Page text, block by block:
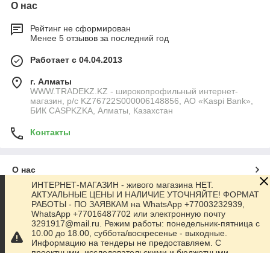
О нас
Рейтинг не сформирован
Менее 5 отзывов за последний год
Работает с 04.04.2013
г. Алматы
WWW.TRADEKZ.KZ - широкопрофильный интернет-
магазин, р/с KZ76722S000006148856, АО «Kaspi Bank»,
БИК CASPKZKA, Алматы, Казахстан
Контакты
О нас
Контакты
Доставка и оплата
ИНТЕРНЕТ-МАГАЗИН - живого магазина НЕТ.
АКТУАЛЬНЫЕ ЦЕНЫ И НАЛИЧИЕ УТОЧНЯЙТЕ! ФОРМАТ
РАБОТЫ - ПО ЗАЯВКАМ на WhatsApp +77003232939,
WhatsApp +77016487702 или электронную почту
3291917@mail.ru. Режим работы: понедельник-пятница с
10.00 до 18.00, суббота/воскресенье - выходные.
Информацию на тендеры не предоставляем. С